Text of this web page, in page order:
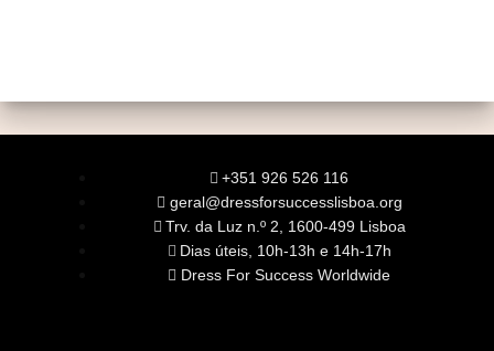
+351 926 526 116
geral@dressforsuccesslisboa.org
Trv. da Luz n.º 2, 1600-499 Lisboa
Dias úteis, 10h-13h e 14h-17h
Dress For Success Worldwide